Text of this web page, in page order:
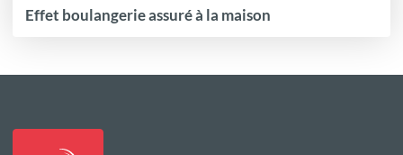
Effet boulangerie assuré à la maison